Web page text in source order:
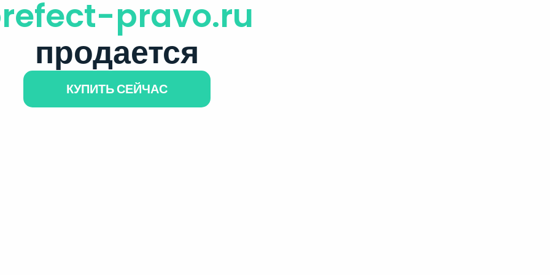
pravo.ru
продается
КУПИТЬ СЕЙЧАС